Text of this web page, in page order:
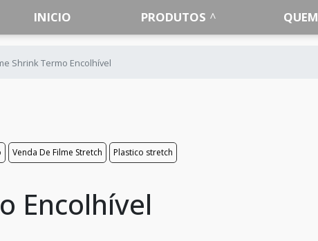
INICIO PRODUTOS
Shrink Termo Encolhível
Venda De Filme Stretch
Plastico stretch
Encolhível